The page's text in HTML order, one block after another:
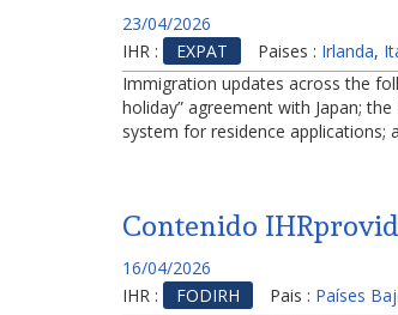
23/04/2026
IHR :
EXPAT Paises : Irlanda,
Immigration updates across the
holiday” agreement with Japan;
system for residence applications;
Contenido
16/04/2026
IHR :
FODIRH Pais : Países